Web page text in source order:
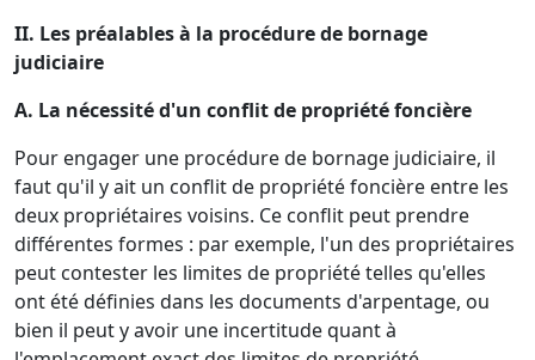
II. Les préalables à la procédure de bornage
judiciaire
A. La nécessité d'un conflit de propriété foncière
Pour engager une procédure de bornage judiciaire, il
faut qu'il y ait un conflit de propriété foncière entre les
deux propriétaires voisins. Ce conflit peut prendre
différentes formes : par exemple, l'un des propriétaires
peut contester les limites de propriété telles qu'elles
ont été définies dans les documents d'arpentage, ou
bien il peut y avoir une incertitude quant à